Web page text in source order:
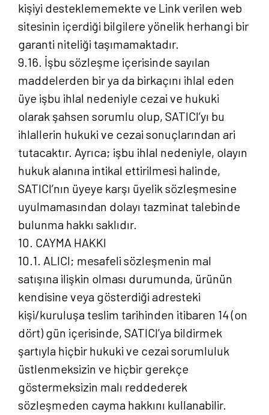
kişiyi desteklememekte ve Link verilen web
sitesinin içerdiği bilgilere yönelik herhangi bir
garanti niteliği taşımamaktadır.
9.16. İşbu sözleşme içerisinde sayılan
maddelerden bir ya da birkaçını ihlal eden
üye işbu ihlal nedeniyle cezai ve hukuki
olarak şahsen sorumlu olup, SATICI’yı bu
ihlallerin hukuki ve cezai sonuçlarından ari
tutacaktır. Ayrıca; işbu ihlal nedeniyle, olayın
hukuk alanına intikal ettirilmesi halinde,
SATICI’nın üyeye karşı üyelik sözleşmesine
uyulmamasından dolayı tazminat talebinde
bulunma hakkı saklıdır.
10. CAYMA HAKKI
10.1. ALICI; mesafeli sözleşmenin mal
satışına ilişkin olması durumunda, ürünün
kendisine veya gösterdiği adresteki
kişi/kuruluşa teslim tarihinden itibaren 14 (on
dört) gün içerisinde, SATICI’ya bildirmek
şartıyla hiçbir hukuki ve cezai sorumluluk
üstlenmeksizin ve hiçbir gerekçe
göstermeksizin malı reddederek
sözleşmeden cayma hakkını kullanabilir.